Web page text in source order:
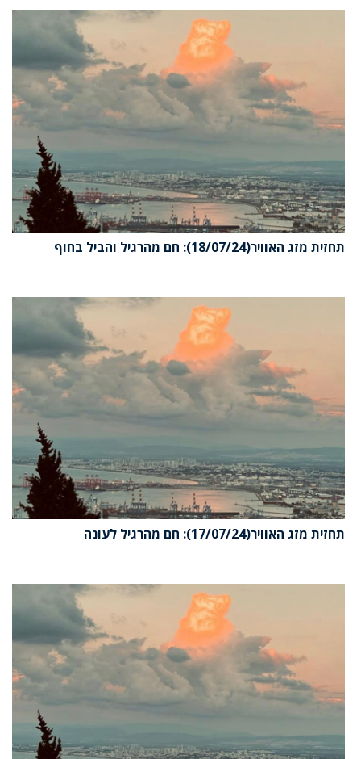
תחזית מזג האוויר(18/07/24): חם מהרגיל והביל בחוף
תחזית מזג האוויר(17/07/24): חם מהרגיל לעונה